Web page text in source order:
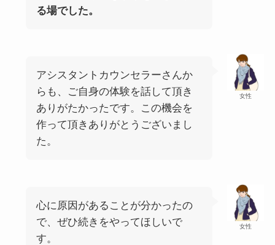
る場でした。
女性
アシスタントカウンセラーさんか
らも、ご自身の体験を話して頂き
ありがたかったです。この機会を
作って頂きありがとうございまし
た。
女性
心に原因があることが分かったの
で、ぜひ続きをやってほしいで
す。